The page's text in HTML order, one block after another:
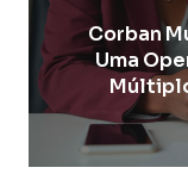
Corban
Uma